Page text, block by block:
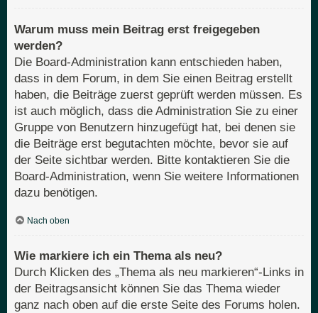
Warum muss mein Beitrag erst freigegeben
werden?
Die Board-Administration kann entschieden haben,
dass in dem Forum, in dem Sie einen Beitrag erstellt
haben, die Beiträge zuerst geprüft werden müssen. Es
ist auch möglich, dass die Administration Sie zu einer
Gruppe von Benutzern hinzugefügt hat, bei denen sie
die Beiträge erst begutachten möchte, bevor sie auf
der Seite sichtbar werden. Bitte kontaktieren Sie die
Board-Administration, wenn Sie weitere Informationen
dazu benötigen.
Nach oben
Wie markiere ich ein Thema als neu?
Durch Klicken des „Thema als neu markieren“-Links in
der Beitragsansicht können Sie das Thema wieder
ganz nach oben auf die erste Seite des Forums holen.